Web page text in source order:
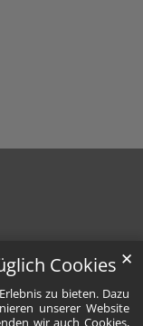
Cookies
zu bieten. Dazu
unserer Website
wir auch Cookies,
✕